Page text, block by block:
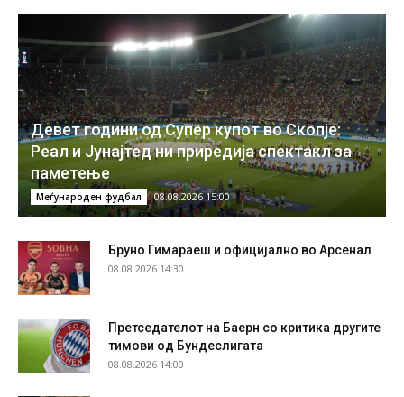
Девет години од Супер купот во Скопје:
Реал и Јунајтед ни приредија спектакл за
паметење
Меѓународен фудбал 08.08.2026 15:00
Бруно Гимараеш и официјално во Арсенал
08.08.2026 14:30
Претседателот на Баерн со критика другите
тимови од Бундеслигата
08.08.2026 14:00